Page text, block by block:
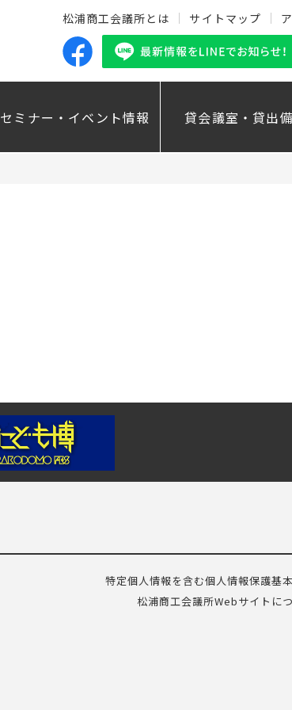
松浦商工会議所とは サイトマップ
セミナー・イベント情報 貸会議室・貸出
特定個人情報を含む個人情報保護基
松浦商工会議所Webサイトに